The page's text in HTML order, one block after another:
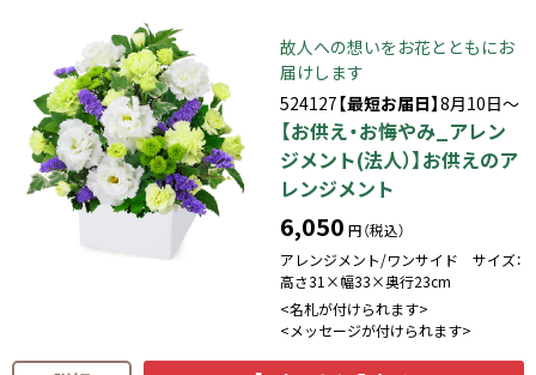
故人への想いをお花とともにお
届けします
524127【最短お届日】8月10日～
【お供え・お悔やみ_アレン
ジメント(法人）】お供えのア
レンジメント
6,050 円（税込）
アレンジメント/ワンサイド サイズ：
高さ31×幅33×奥行23cm
<名札が付けられます>
<メッセージが付けられます>